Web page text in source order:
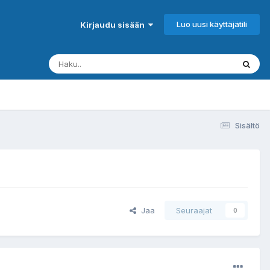
Kirjaudu sisään Luo uusi käyttäjätili
Sisältö
Jaa Seuraajat 0